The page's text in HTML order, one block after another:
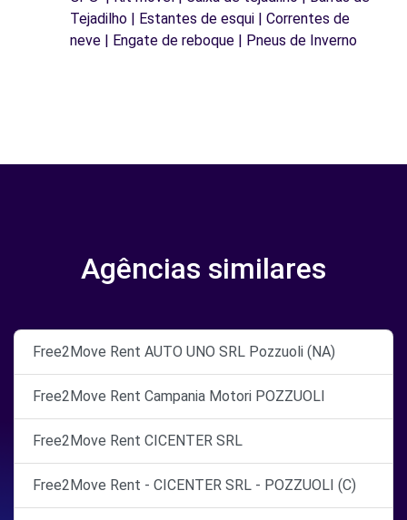
Tejadilho | Estantes de esqui | Correntes de
neve | Engate de reboque | Pneus de Inverno
Agências similares
Free2Move Rent AUTO UNO SRL Pozzuoli (NA)
Free2Move Rent Campania Motori POZZUOLI
Free2Move Rent CICENTER SRL
Free2Move Rent - CICENTER SRL - POZZUOLI (C)